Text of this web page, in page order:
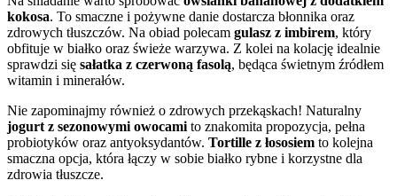
kokosa. To smaczne i pożywne danie dostarcza błonnika oraz
zdrowych tłuszczów. Na obiad polecam gulasz z imbirem, który
obfituje w białko oraz świeże warzywa. Z kolei na kolację idealnie
sprawdzi się sałatka z czerwoną fasolą, będąca świetnym źródłem
witamin i minerałów.
Nie zapominajmy również o zdrowych przekąskach! Naturalny
jogurt z sezonowymi owocamito znakomita propozycja, pełna
probiotyków oraz antyoksydantów. Tortille z łososiem to kolejna
smaczna opcja, która łączy w sobie białko rybne i korzystne dla
zdrowia tłuszcze.